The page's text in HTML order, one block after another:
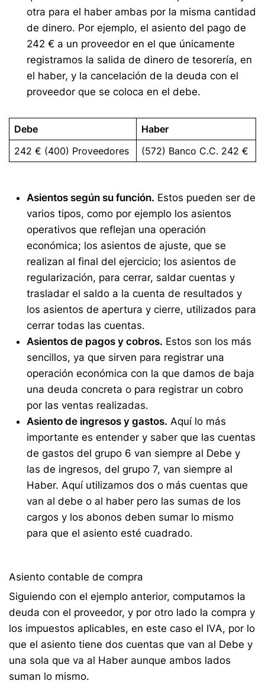
otra para el haber ambas por la misma cantidad
de dinero. Por ejemplo, el asiento del pago de
242 € a un proveedor en el que únicamente
registramos la salida de dinero de tesorería, en
el haber, y la cancelación de la deuda con el
proveedor que se coloca en el debe.
Debe
Haber
242 € (400) Proveedores
(572) Banco C.C. 242 €
Asientos según su función. Estos pueden ser de
varios tipos, como por ejemplo los asientos
operativos que reflejan una operación
económica; los asientos de ajuste, que se
realizan al final del ejercicio; los asientos de
regularización, para cerrar, saldar cuentas y
trasladar el saldo a la cuenta de resultados y
los asientos de apertura y cierre, utilizados para
cerrar todas las cuentas.
Asientos de pagos y cobros. Estos son los más
sencillos, ya que sirven para registrar una
operación económica con la que damos de baja
una deuda concreta o para registrar un cobro
por las ventas realizadas.
Asiento de ingresos y gastos. Aquí lo más
importante es entender y saber que las cuentas
de gastos del grupo 6 van siempre al Debe y
las de ingresos, del grupo 7, van siempre al
Haber. Aquí utilizamos dos o más cuentas que
van al debe o al haber pero las sumas de los
cargos y los abonos deben sumar lo mismo
para que el asiento esté cuadrado.
Asiento contable de compra
Siguiendo con el ejemplo anterior, computamos la
deuda con el proveedor, y por otro lado la compra y
los impuestos aplicables, en este caso el IVA, por lo
que el asiento tiene dos cuentas que van al Debe y
una sola que va al Haber aunque ambos lados
suman lo mismo.